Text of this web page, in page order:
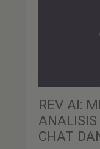
REV AI:
CHAT